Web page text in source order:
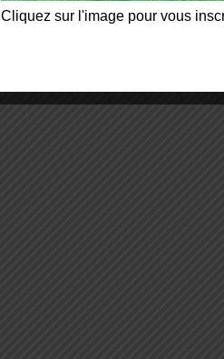
Cliquez sur l'image pour vous